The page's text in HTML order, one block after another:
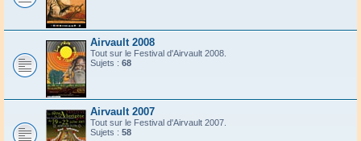
Airvault 2008
Tout sur le Festival d'Airvault 2008.
Sujets : 68
Airvault 2007
Tout sur le Festival d'Airvault 2007.
Sujets : 58